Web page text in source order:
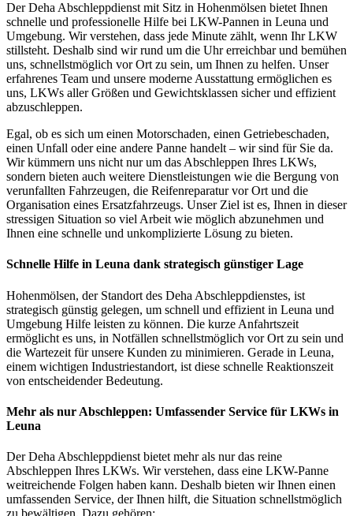
Der Deha Abschleppdienst mit Sitz in Hohenmölsen bietet Ihnen
schnelle und professionelle Hilfe bei LKW-Pannen in Leuna und
Umgebung. Wir verstehen, dass jede Minute zählt, wenn Ihr LKW
stillsteht. Deshalb sind wir rund um die Uhr erreichbar und bemühen
uns, schnellstmöglich vor Ort zu sein, um Ihnen zu helfen. Unser
erfahrenes Team und unsere moderne Ausstattung ermöglichen es
uns, LKWs aller Größen und Gewichtsklassen sicher und effizient
abzuschleppen.
Egal, ob es sich um einen Motorschaden, einen Getriebeschaden,
einen Unfall oder eine andere Panne handelt – wir sind für Sie da.
Wir kümmern uns nicht nur um das Abschleppen Ihres LKWs,
sondern bieten auch weitere Dienstleistungen wie die Bergung von
verunfallten Fahrzeugen, die Reifenreparatur vor Ort und die
Organisation eines Ersatzfahrzeugs. Unser Ziel ist es, Ihnen in dieser
stressigen Situation so viel Arbeit wie möglich abzunehmen und
Ihnen eine schnelle und unkomplizierte Lösung zu bieten.
Schnelle Hilfe in Leuna dank strategisch günstiger Lage
Hohenmölsen, der Standort des Deha Abschleppdienstes, ist
strategisch günstig gelegen, um schnell und effizient in Leuna und
Umgebung Hilfe leisten zu können. Die kurze Anfahrtszeit
ermöglicht es uns, in Notfällen schnellstmöglich vor Ort zu sein und
die Wartezeit für unsere Kunden zu minimieren. Gerade in Leuna,
einem wichtigen Industriestandort, ist diese schnelle Reaktionszeit
von entscheidender Bedeutung.
Mehr als nur Abschleppen: Umfassender Service für LKWs in
Leuna
Der Deha Abschleppdienst bietet mehr als nur das reine
Abschleppen Ihres LKWs. Wir verstehen, dass eine LKW-Panne
weitreichende Folgen haben kann. Deshalb bieten wir Ihnen einen
umfassenden Service, der Ihnen hilft, die Situation schnellstmöglich
zu bewältigen. Dazu gehören: